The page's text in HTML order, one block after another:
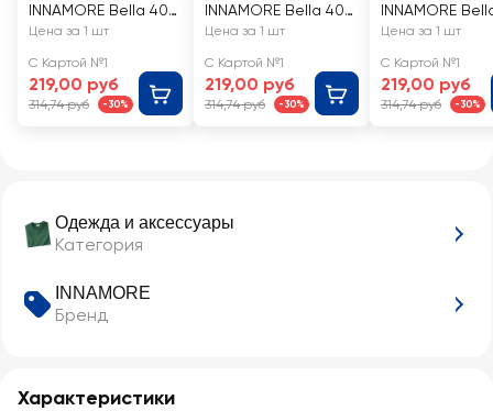
Одежда и аксессуары
Категория
INNAMORE
Бренд
Характеристики
INNAMORE Bella 40
den miele 3
Цена за 1 шт
С Картой №1
219,00 руб
314,74 руб -30%
INNAMORE Bella 40
den nero 4
Цена за 1 шт
С Картой №1
219,00 руб
314,74 руб -30%
INNAMORE
den nero 2
Цена за 1 шт
С Картой №1
219,00 руб
314,74 руб -30%